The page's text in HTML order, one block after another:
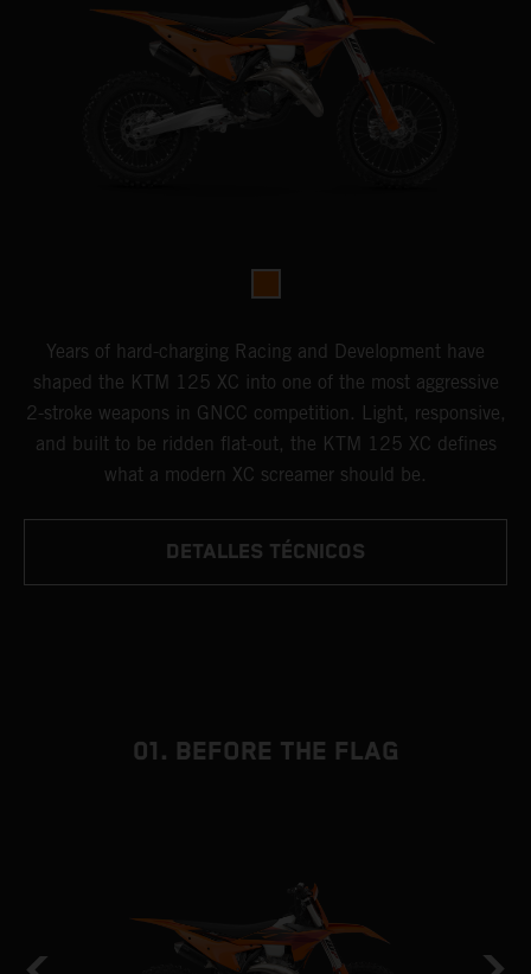
Years of hard-charging Racing and Development have
shaped the KTM 125 XC into one of the most aggressive
2-stroke weapons in GNCC competition. Light, responsive,
and built to be ridden flat-out, the KTM 125 XC defines
what a modern XC screamer should be.
DETALLES TÉCNICOS
01. BEFORE THE FLAG